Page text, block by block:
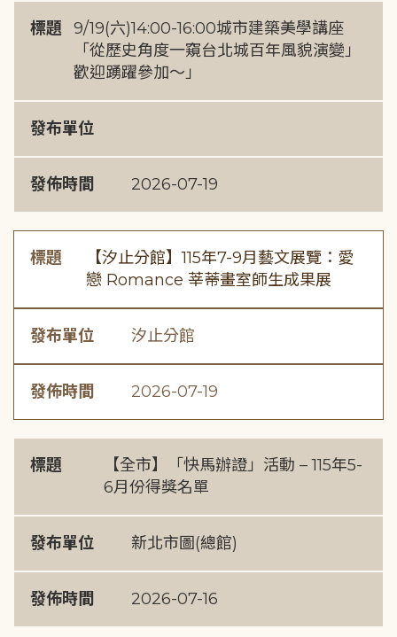
標題 9/19(六)14:00-16:00城市建築美學講座
「從歷史角度一窺台北城百年風貌演變」
歡迎踴躍參加～」
發布單位
發佈時間 2026-07-19
標題
【汐止分館】115年7-9月藝文展覽：愛
戀 Romance 莘蒂畫室師生成果展
發布單位 汐止分館
發佈時間 2026-07-19
標題
【全市】「快馬辦證」活動 – 115年5-
6月份得獎名單
發布單位 新北市圖(總館)
發佈時間 2026-07-16